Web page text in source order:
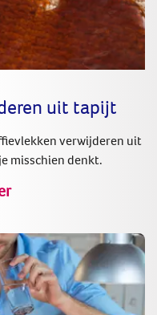
uit tapijt
verwijderen uit
misschien denkt.